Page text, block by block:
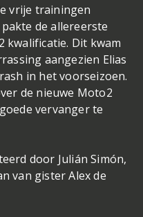
vrije trainingen
de allereerste
kwalificatie. Dit kwam
aangezien Elias
in het voorseizoen.
de nieuwe Moto2
vervanger te
door Julián Simón,
van gister Alex de